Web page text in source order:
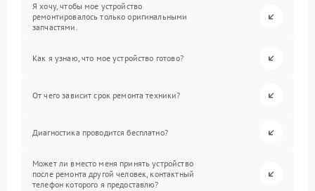
Я хочу, чтобы мое устройство
ремонтировалось только оригинальными
запчастями.
Как я узнаю, что мое устройство готово?
От чего зависит срок ремонта техники?
Диагностика проводится бесплатно?
Может ли вместо меня принять устройство
после ремонта другой человек, контактный
телефон которого я предоставлю?